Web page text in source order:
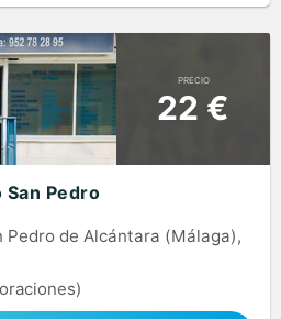
PRECIO
22 €
Pedro
Pedro de Alcántara (Málaga),